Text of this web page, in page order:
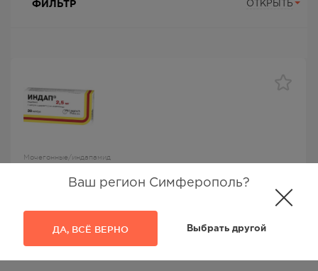
Ваш регион Симферополь?
ДА, ВСЁ ВЕРНО Выбрать другой
ФИЛЬТР ОТКРЫТЬ
Мочегонные/индапамид
Индап капс 2,5мг №30
127.00Р